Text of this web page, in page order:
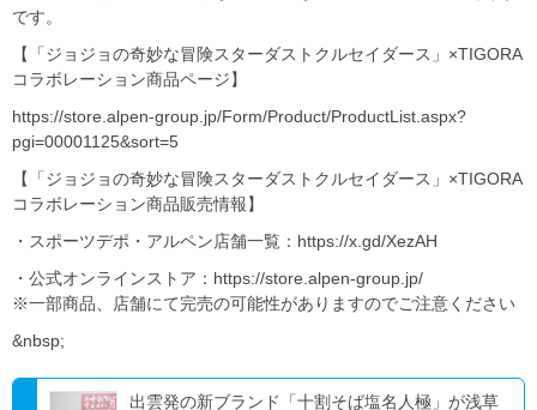
です。
【「ジョジョの奇妙な冒険スターダストクルセイダース」×TIGORA
コラボレーション商品ページ】
https://store.alpen-group.jp/Form/Product/ProductList.aspx?
pgi=00001125&sort=5
【「ジョジョの奇妙な冒険スターダストクルセイダース」×TIGORA
コラボレーション商品販売情報】
・スポーツデポ・アルペン店舗一覧：https://x.gd/XezAH
・公式オンラインストア：https://store.alpen-group.jp/
※一部商品、店舗にて完売の可能性がありますのでご注意ください
&nbsp;
出雲発の新ブランド「十割そば塩名人極」が浅草